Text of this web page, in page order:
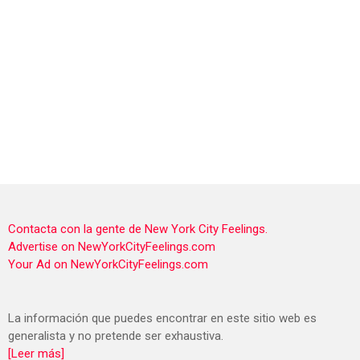
Contacta con la gente de New York City Feelings.
Advertise on NewYorkCityFeelings.com
Your Ad on NewYorkCityFeelings.com
La información que puedes encontrar en este sitio web es
generalista y no pretende ser exhaustiva.
[Leer más]